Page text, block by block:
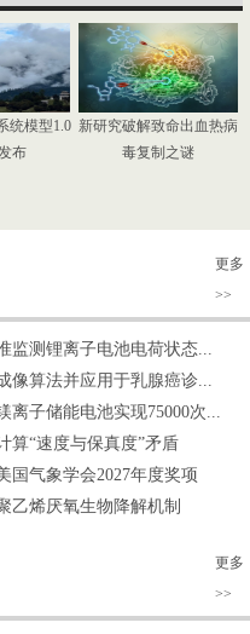
统模型1.0
布
新研究破解致命出血热病
毒复制之谜
更多
>>
监测锂离子电池电荷状态...
像算法并应用于乳腺癌诊...
离子储能电池实现75000次...
算“速度与保真度”矛盾
国气象学会2027年度奖项
乙烯厌氧生物降解机制
更多
>>